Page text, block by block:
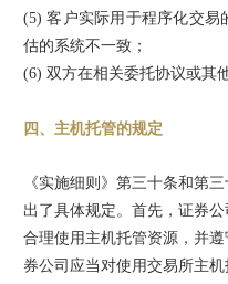
(5) 客户实际用于程序化交易
估的系统不一致；
(6) 双方在相关委托协议或其
四、主机托管的规定
《实施细则》第三十条和第
出了具体规定。首先，证券
合理使用主机托管资源，并
券公司应当对使用交易所主